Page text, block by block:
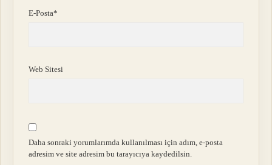
E-Posta*
Web Sitesi
Daha sonraki yorumlarımda kullanılması için adım, e-posta
adresim ve site adresim bu tarayıcıya kaydedilsin.